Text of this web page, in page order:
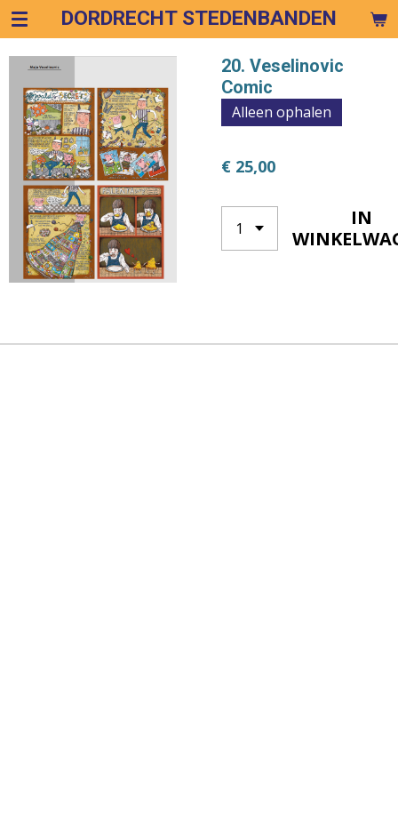
Ga
direct
naar
hoofdinhoud
DORDRECHT STEDENBANDEN
20. Veselinovic
Comic
Alleen ophalen
€ 25,00
IN